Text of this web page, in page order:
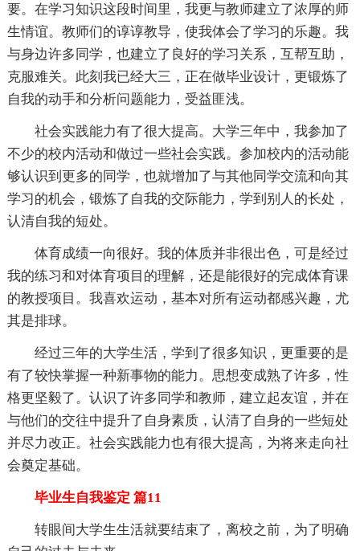
要。在学习知识这段时间里，我更与教师建立了浓厚的师
生情谊。教师们的谆谆教导，使我体会了学习的乐趣。我
与身边许多同学，也建立了良好的学习关系，互帮互助，
克服难关。此刻我已经大三，正在做毕业设计，更锻炼了
自我的动手和分析问题能力，受益匪浅。
社会实践能力有了很大提高。大学三年中，我参加了
不少的校内活动和做过一些社会实践。参加校内的活动能
够认识到更多的同学，也就增加了与其他同学交流和向其
学习的机会，锻炼了自我的交际能力，学到别人的长处，
认清自我的短处。
体育成绩一向很好。我的体质并非很出色，可是经过
我的练习和对体育项目的理解，还是能很好的完成体育课
的教授项目。我喜欢运动，基本对所有运动都感兴趣，尤
其是排球。
经过三年的大学生活，学到了很多知识，更重要的是
有了较快掌握一种新事物的能力。思想变成熟了许多，性
格更坚毅了。认识了许多同学和教师，建立起友谊，并在
与他们的交往中提升了自身素质，认清了自身的一些短处
并尽力改正。社会实践能力也有很大提高，为将来走向社
会奠定基础。
毕业生自我鉴定 篇11
转眼间大学生生活就要结束了，离校之前，为了明确